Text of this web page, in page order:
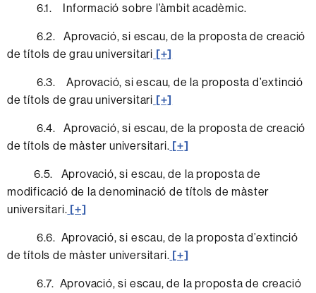
6.1. Informació sobre l’àmbit acadèmic.
6.2. Aprovació, si escau, de la proposta de creació
de títols de grau universitari [+]
6.3. Aprovació, si escau, de la proposta d’extinció
de títols de grau universitari [+]
6.4. Aprovació, si escau, de la proposta de creació
de títols de màster universitari. [+]
6.5. Aprovació, si escau, de la proposta de
modificació de la denominació de títols de màster
universitari. [+]
6.6. Aprovació, si escau, de la proposta d’extinció
de títols de màster universitari. [+]
6.7. Aprovació, si escau, de la proposta de creació